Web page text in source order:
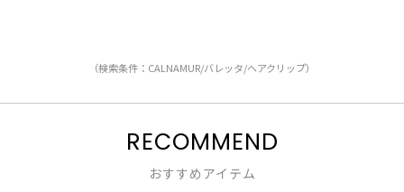
（検索条件：CALNAMUR/バレッタ/ヘアクリップ）
RECOMMEND
おすすめアイテム